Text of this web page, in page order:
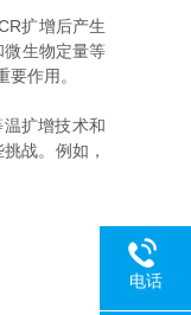
扩增后产生
微生物定量等
作用。
扩增技术和
战。例如，
电话